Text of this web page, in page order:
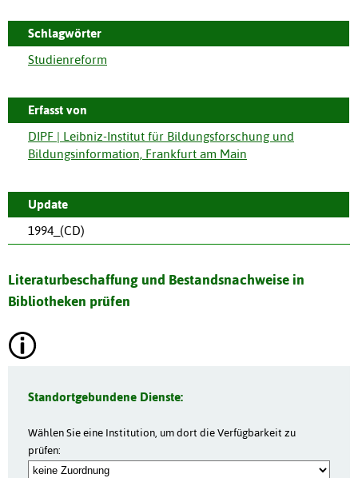
Schlagwörter
Studienreform
Erfasst von
DIPF | Leibniz-Institut für Bildungsforschung und
Bildungsinformation, Frankfurt am Main
Update
1994_(CD)
Literaturbeschaffung und Bestandsnachweise in
Bibliotheken prüfen
Standortgebundene Dienste:
Wählen Sie eine Institution, um dort die Verfügbarkeit zu
prüfen: